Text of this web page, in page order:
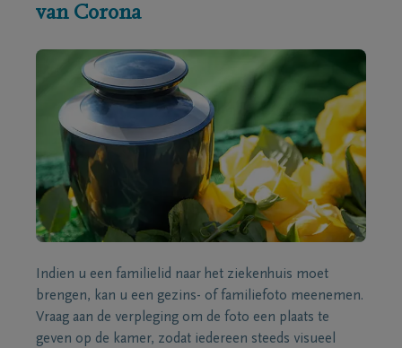
van Corona
Indien u een familielid naar het ziekenhuis moet
brengen, kan u een gezins- of familiefoto meenemen.
Vraag aan de verpleging om de foto een plaats te
geven op de kamer, zodat iedereen steeds visueel